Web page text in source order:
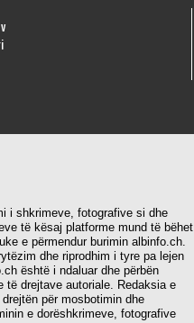
i shkrimeve, fotografive si dhe
të kësaj platforme mund të bëhet
e përmendur burimin albinfo.ch.
dhe riprodhim i tyre pa lejen
është i ndaluar dhe përbën
të drejtave autoriale. Redaksia e
për mosbotimin dhe
e dorëshkrimeve, fotografive